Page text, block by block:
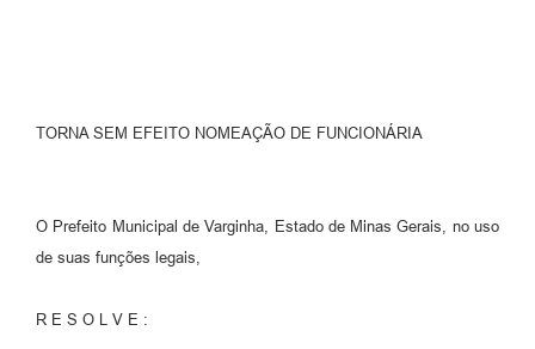
TORNA SEM EFEITO NOMEAÇÃO DE FUNCIONÁRIA
O Prefeito Municipal de Varginha, Estado de Minas Gerais, no uso
de suas funções legais,
R E S O L V E :